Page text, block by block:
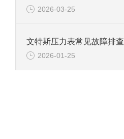
2026-03-25
2026-01-25